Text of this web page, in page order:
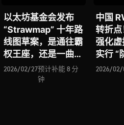
以太坊基金会发布
“Strawmap” 十年路
线图草案，是通往霸
权王座，还是一曲技
术乌托邦？
2026/02/27预计补能 8 分
钟
中国
转折
强化虚
实行 “
结合”
2026/02/